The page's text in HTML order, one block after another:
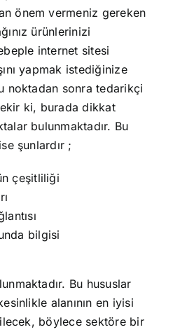
önem vermeniz gereken
ürünlerinizi
internet sitesi
yapmak istediğinize
noktadan sonra tedarikçi
ki, burada dikkat
bulunmaktadır. Bu
şunlardır ;
çeşitliliği
bilgisi
Bu hususlar
alanının en iyisi
böylece sektöre bir